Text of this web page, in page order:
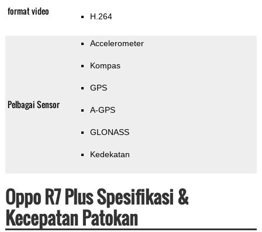
format video H.264
Pelbagai Sensor
Accelerometer
Kompas
GPS
A-GPS
GLONASS
Kedekatan
Oppo R7 Plus Spesifikasi &
Kecepatan Patokan